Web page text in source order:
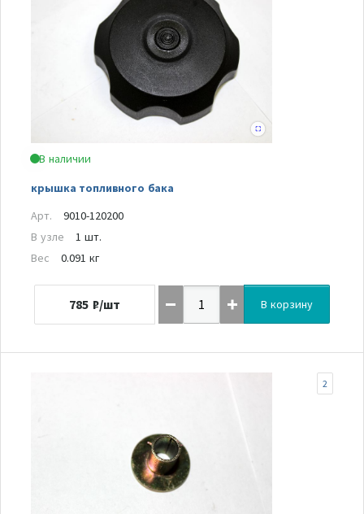
В наличии
крышка топливного бака
Арт.
9010-120200
В узле
1 шт.
Вес
0.091 кг
785 ₽/шт В корзину
2